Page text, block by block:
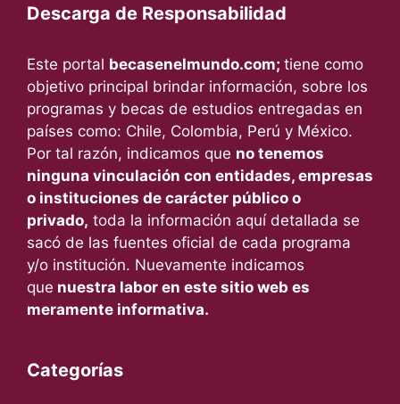
Descarga de Responsabilidad
Este portal becasenelmundo.com; tiene como
objetivo principal brindar información, sobre los
programas y becas de estudios entregadas en
países como: Chile, Colombia, Perú y México.
Por tal razón, indicamos que no tenemos
ninguna vinculación con entidades, empresas
o instituciones de carácter público o
privado, toda la información aquí detallada se
sacó de las fuentes oficial de cada programa
y/o institución. Nuevamente indicamos
que nuestra labor en este sitio web es
meramente informativa.
Categorías